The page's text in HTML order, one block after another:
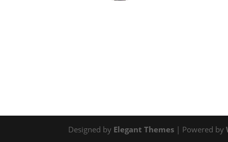
Designed by Elegant Themes | Powered by